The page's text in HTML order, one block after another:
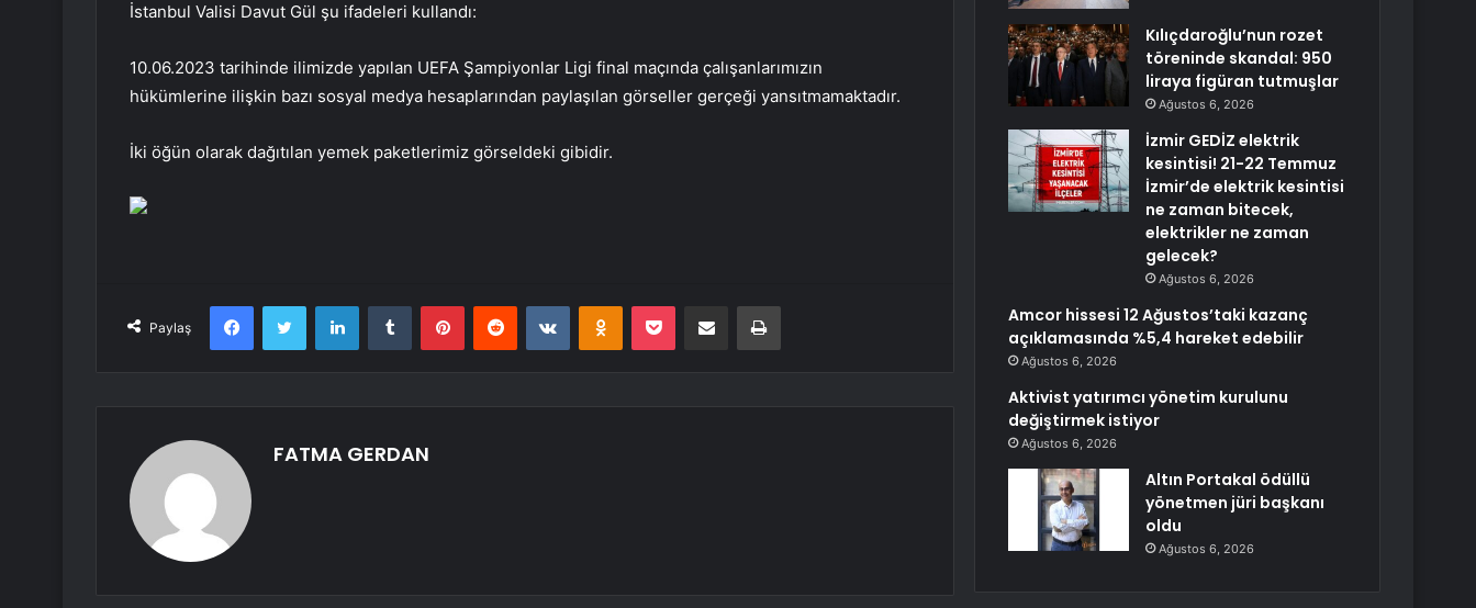
İstanbul Valisi Davut Gül şu ifadeleri kullandı:
10.06.2023 tarihinde ilimizde yapılan UEFA Şampiyonlar Ligi final maçında çalışanlarımızın
hükümlerine ilişkin bazı sosyal medya hesaplarından paylaşılan görseller gerçeği yansıtmamaktadır.
İki öğün olarak dağıtılan yemek paketlerimiz görseldeki gibidir.
Paylaş
FacebookTwitter LinkedInTumblr PinterestReddit VKontakteOdnoklassniki
Pocket E-Posta ile paylaş Yazdır
FATMA GERDAN
Kılıçdaroğlu’nun rozet
töreninde skandal: 950
liraya figüran tutmuşlar
Ağustos 6, 2026
İzmir GEDİZ elektrik
kesintisi! 21-22 Temmuz
İzmir’de elektrik kesintisi
ne zaman bitecek,
elektrikler ne zaman
gelecek?
Ağustos 6, 2026
Amcor hissesi 12 Ağustos’taki kazanç
açıklamasında %5,4 hareket edebilir
Ağustos 6, 2026
Aktivist yatırımcı yönetim kurulunu
değiştirmek istiyor
Ağustos 6, 2026
Altın Portakal ödüllü
yönetmen jüri başkanı
oldu
Ağustos 6, 2026